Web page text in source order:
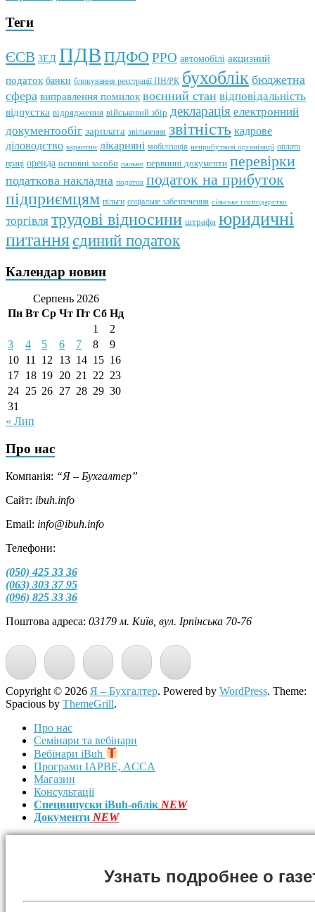
Теги
ЄСВ ЗЕД ПДВ ПДФО РРО автомобілі акцизний
податок банки блокування реєстрації ПН/РК бухоблік бюджетна
сфера виправлення помилок воєнний стан відповідальність
відпустка відрядження військовий збір декларація електронний
документообіг зарплата звільнення звітність кадрове
діловодство карантин лікарняні мобілізація неприбуткові організації оплата
праці оренда основні засоби пальне первинні документи перевірки
податкова накладна податок податок на прибуток
підприємцям пільги соціальне забезпечення сільське господарство
торгівля трудові відносини штрафи юридичні
питанняєдиний податок
Календар новин
Серпень 2026
Пн Вт Ср Чт Пт Сб Нд
1
2
3
4 5 6 7 8
9
10 11 12 13 14 15 16
17 18 19 20 21 22 23
24 25 26 27 28 29 30
31
« Лип
Про нас
Компанія: “Я – Бухгалтер”
Сайт: ibuh.info
Email: info@ibuh.info
Телефони:
(050) 425 33 36
(063) 303 37 95
(096) 825 33 36
Поштова адреса: 03179 м. Київ, вул. Ірпінська 70-76
Copyright © 2026 Я – Бухгалтер. Powered by WordPress. Theme:
Spacious by ThemeGrill.
Про нас
Семінари та вебінари
Вебінари iBuh
Програми IAPBE, ACCA
Магазин
Консультації
Спецвипуски iBuh-облік NEW
Документи NEW
Узнать подробнее о